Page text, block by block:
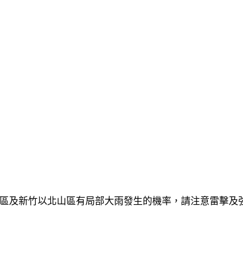
新竹以北山區有局部大雨發生的機率，請注意雷擊